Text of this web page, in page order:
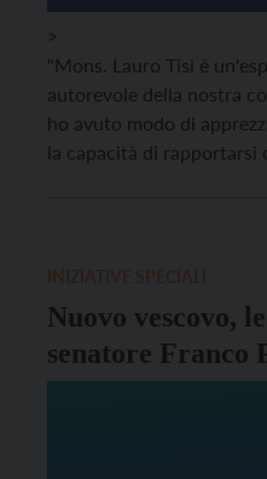
>
"Mons. Lauro Tisi è
autorevole della nostra
ho avuto modo di
la capacità di rapportarsi
Nuovo vescovo,
senatore Franco